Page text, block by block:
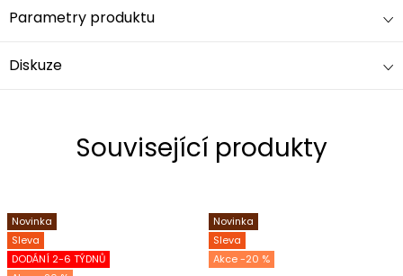
Parametry produktu
Diskuze
Související produkty
Novinka
Sleva
DODÁNÍ 2-6 TÝDNŮ
Novinka
Sleva
-20 %